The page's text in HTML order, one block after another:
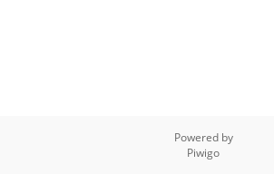
Powered by
Piwigo